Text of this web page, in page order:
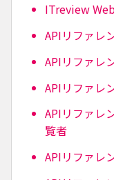
ITreview
APIリファレ
APIリファレ
APIリファレ
APIリファレ
覧者
APIリファレ